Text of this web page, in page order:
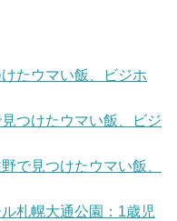
たウマい飯、ビジホ
つけたウマい飯、ビジ
で見つけたウマい飯、
札幌大通公園：1歳児